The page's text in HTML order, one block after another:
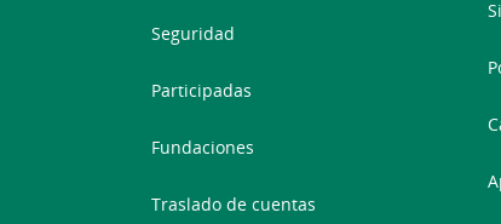
Seguridad
Participadas
Fundaciones
Traslado de cuentas